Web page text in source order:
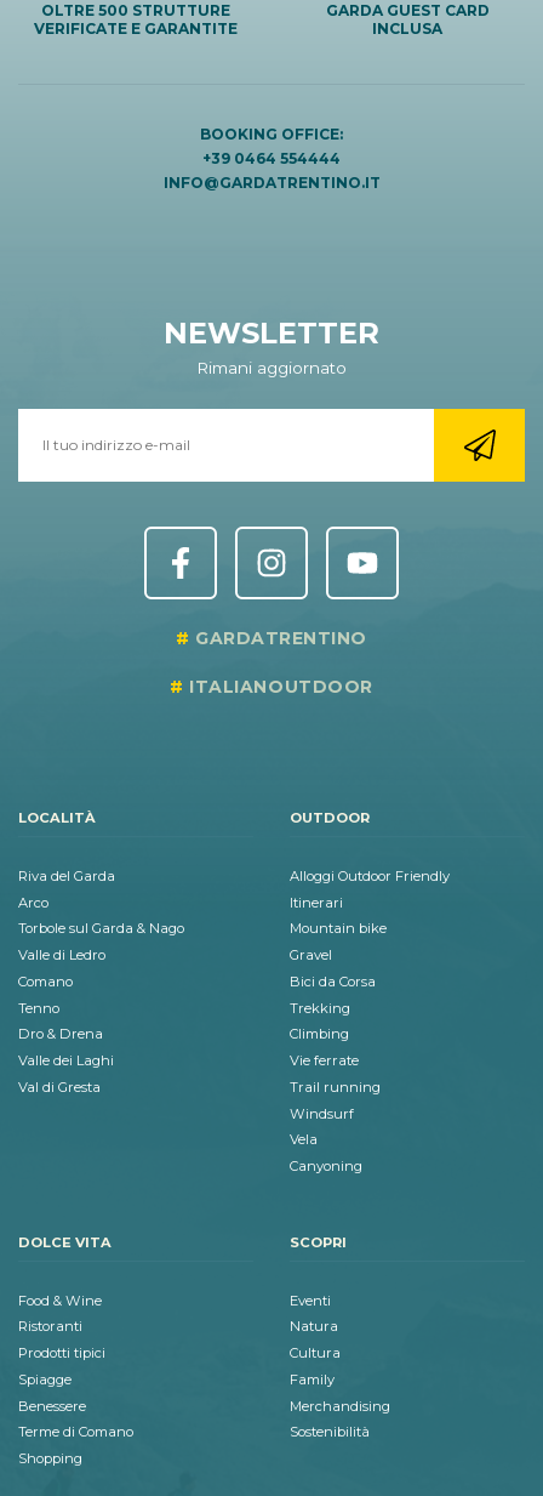
OLTRE 500 STRUTTURE
VERIFICATE E GARANTITE
GARDA GUEST CARD
INCLUSA
BOOKING OFFICE:
+39 0464 554444
INFO@GARDATRENTINO.IT
NEWSLETTER
Rimani aggiornato
GARDATRENTINO
ITALIANOUTDOOR
LOCALITÀ
Riva del Garda
Arco
Torbole sul Garda & Nago
Valle di Ledro
Comano
Tenno
Dro & Drena
Valle dei Laghi
Val di Gresta
OUTDOOR
Alloggi Outdoor Friendly
Itinerari
Mountain bike
Gravel
Bici da Corsa
Trekking
Climbing
Vie ferrate
Trail running
Windsurf
Vela
Canyoning
DOLCE VITA
Food & Wine
Ristoranti
Prodotti tipici
Spiagge
Benessere
Terme di Comano
Shopping
SCOPRI
Eventi
Natura
Cultura
Family
Merchandising
Sostenibilità